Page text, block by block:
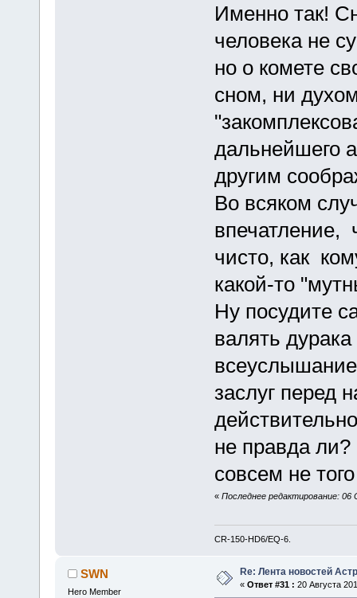
Именно так!
человека не
но о комете
сном, ни
дальнейшего
другим
Во всяком
впечатление,
чисто, как
какой-то
Ну посудите
валять
всеуслышание
заслуг перед
не правда
совсем не
« Последнее редактирование: 06
CR-150-HD6/EQ-6.
SWN
Hero Member
Re: Лента новостей
« Ответ #31 : 20 Августа